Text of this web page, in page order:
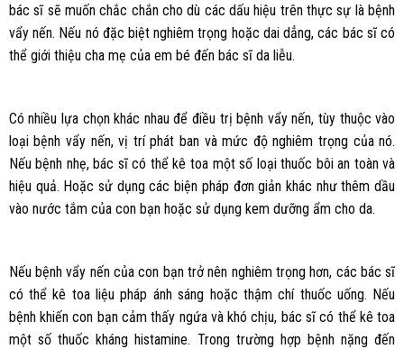
bác sĩ sẽ muốn chắc chắn cho dù các dấu hiệu trên thực sự là bệnh
vẩy nến. Nếu nó đặc biệt nghiêm trọng hoặc dai dẳng, các bác sĩ có
thể giới thiệu cha mẹ của em bé đến bác sĩ da liễu.
Có nhiều lựa chọn khác nhau để điều trị bệnh vẩy nến, tùy thuộc vào
loại bệnh vẩy nến, vị trí phát ban và mức độ nghiêm trọng của nó.
Nếu bệnh nhẹ, bác sĩ có thể kê toa một số loại thuốc bôi an toàn và
hiệu quả. Hoặc sử dụng các biện pháp đơn giản khác như thêm dầu
vào nước tắm của con bạn hoặc sử dụng kem dưỡng ẩm cho da.
Nếu bệnh vẩy nến của con bạn trở nên nghiêm trọng hơn, các bác sĩ
có thể kê toa liệu pháp ánh sáng hoặc thậm chí thuốc uống. Nếu
bệnh khiến con bạn cảm thấy ngứa và khó chịu, bác sĩ có thể kê toa
một số thuốc kháng histamine. Trong trường hợp bệnh nặng đến